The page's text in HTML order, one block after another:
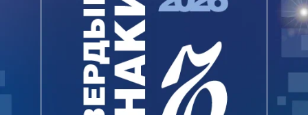
окружающей среды и социальным вопросам
(IPIECA). В компании считают, что участие в этих
организациях будет способствовать освоению
лучших мировых практик в области
промышленной безопасности, охраны
окружающей среды и социальной